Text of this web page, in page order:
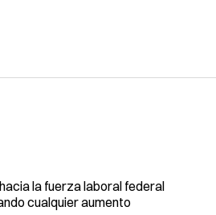
la fuerza laboral federal
cualquier aumento